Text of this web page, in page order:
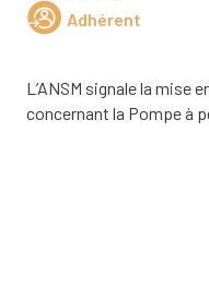
Adhérent
L’ANSM signale la mise
concernant la Pompe à